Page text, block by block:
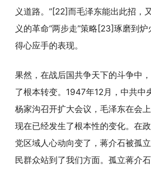
义道路。”[22]而毛泽东能出此招，
义的革命“两步走”策略[23]琢磨到
得心应手的表现。
果然，在战后国共争天下的斗争中
了根本转变。1947年12月，中共中
杨家沟召开扩大会议，毛泽东在会
现在已经发生了根本性的变化。在
党区域人心动向变了，蒋介石被孤
民群众站到了我们方面。孤立蒋介